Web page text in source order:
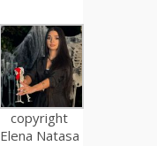
copyright
Elena Natasa